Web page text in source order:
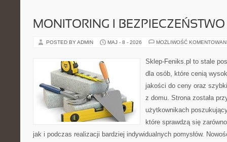
MONITORING I
POSTED BY ADMIN MAJ - 8 - 2026 MOŻLIWOŚĆ
Sklep-Feniks.pl to stale
dla osób, które cenią
jakości do ceny oraz
z domu. Strona została
użytkownikach
które sprawdzą się
jak i podczas realizacji bardziej indywidualnych pomysłów.